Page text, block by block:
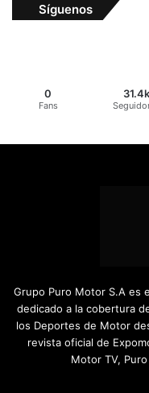
Síguenos
0
Fans
31.4k
Grupo Puro Motor S.A es
dedicado a la cobertura
los Deportes de Motor
revista oficial de
Motor TV,